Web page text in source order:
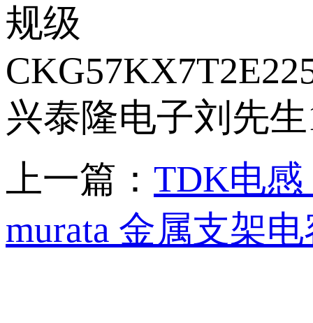
规级
兴泰隆电子刘先
上一篇： TDK电
murata 金属支架